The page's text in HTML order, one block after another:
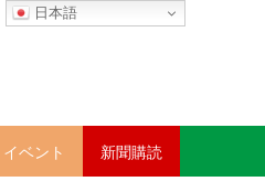
日本語
ベント 新聞購読